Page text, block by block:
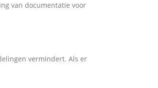
van documentatie voor
vermindert. Als er